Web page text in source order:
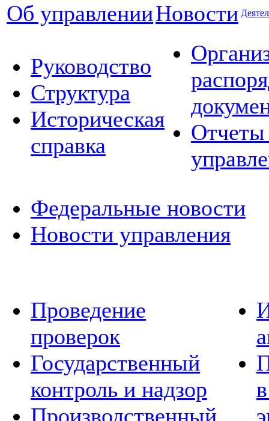
Об управленииНовости
Руководство
Структура
Историческая
справка
Отчеты
Федеральные новости
Новости управления
Проведение
проверок
Государственный
контроль и надзор
Производственный